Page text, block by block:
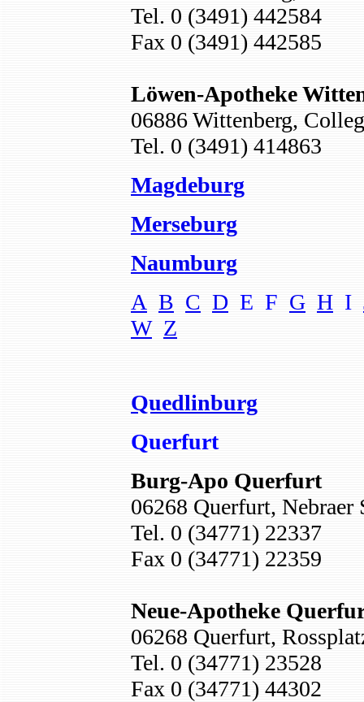
Tel. 0 (3491) 442584
Fax 0 (3491) 442585
Löwen-Apotheke
06886 Wittenberg,
Tel. 0 (3491) 414863
Magdeburg
Merseburg
Naumburg
A B C D E F G H I
W Z
Quedlinburg
Querfurt
Burg-Apo Querfurt
06268 Querfurt, Nebraer
Tel. 0 (34771) 22337
Fax 0 (34771) 22359
Neue-Apotheke
06268 Querfurt,
Tel. 0 (34771) 23528
Fax 0 (34771) 44302